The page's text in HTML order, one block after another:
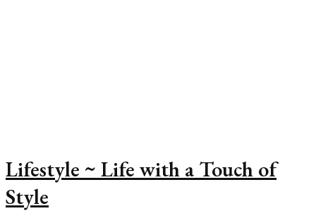
Lifestyle ~ Life with a Touch of
Style